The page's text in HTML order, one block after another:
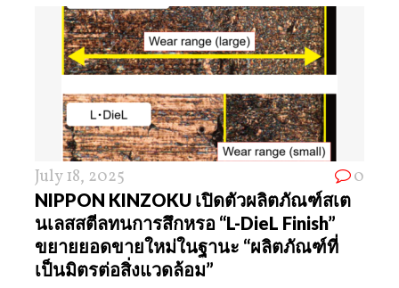
July 18, 2025 0
NIPPON KINZOKU เปิดตัวผลิตภัณฑ์สเต
นเลสสตีลทนการสึกหรอ “L-DieL Finish”
ขยายยอดขายใหม่ในฐานะ “ผลิตภัณฑ์ที่
เป็นมิตรต่อสิ่งแวดล้อม”